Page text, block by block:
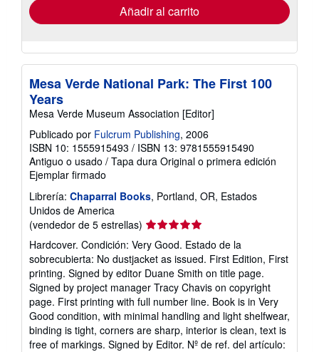
envío
Añadir al carrito
Mesa Verde National Park: The First 100
Years
Mesa Verde Museum Association [Editor]
Publicado por Fulcrum Publishing, 2006
ISBN 10: 1555915493 / ISBN 13: 9781555915490
Antiguo o usado / Tapa dura Original o primera edición
Ejemplar firmado
Librería: Chaparral Books, Portland, OR, Estados
Unidos de America
(vendedor de 5 estrellas) Calificación
del
vendedor:
5
de
5
estrellas
Hardcover. Condición: Very Good. Estado de la
sobrecubierta: No dustjacket as issued. First Edition, First
printing. Signed by editor Duane Smith on title page.
Signed by project manager Tracy Chavis on copyright
page. First printing with full number line. Book is in Very
Good condition, with minimal handling and light shelfwear,
binding is tight, corners are sharp, interior is clean, text is
free of markings. Signed by Editor. Nº de ref. del artículo: